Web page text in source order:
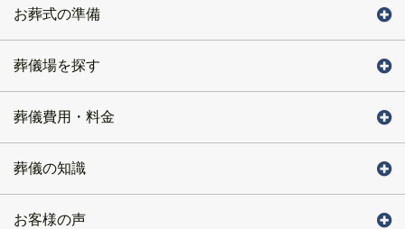
お葬式の準備
葬儀場を探す
葬儀費用・料金
葬儀の知識
お客様の声